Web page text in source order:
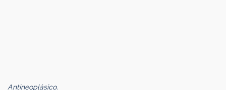
Antineoplásico.